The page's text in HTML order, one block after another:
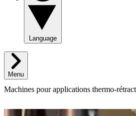
Language
Menu
Machines pour applications thermo-